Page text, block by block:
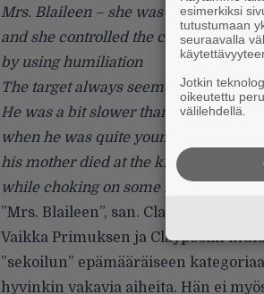
Mrs. Blaileen – she was his sixth
and she controlled the children
by using humiliation
The target always seemed to be Donny
He was a bit slower than the others
when he was quite young
his mother died at the kitchen table
while choking on some food
”Mrs. Blaileen”, san. Claypool (Tales
Vaikka Primuksen ja Claypoolin
”sekoilun” epämääräiseen
hyvinkin vakavia aiheita. Hän ei
esimerkiksi
tutustumaan
seuraavalla
Jotkin
oikeutettu
välilehdellä.